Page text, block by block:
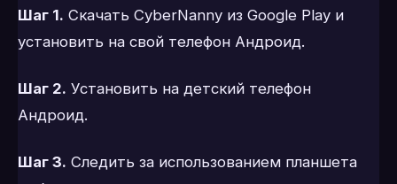
Шаг 1. Скачать CyberNanny из Google Play и
установить на свой телефон Андроид.
Шаг 2. Установить на детский телефон
Андроид.
Шаг 3. Следить за использованием планшета